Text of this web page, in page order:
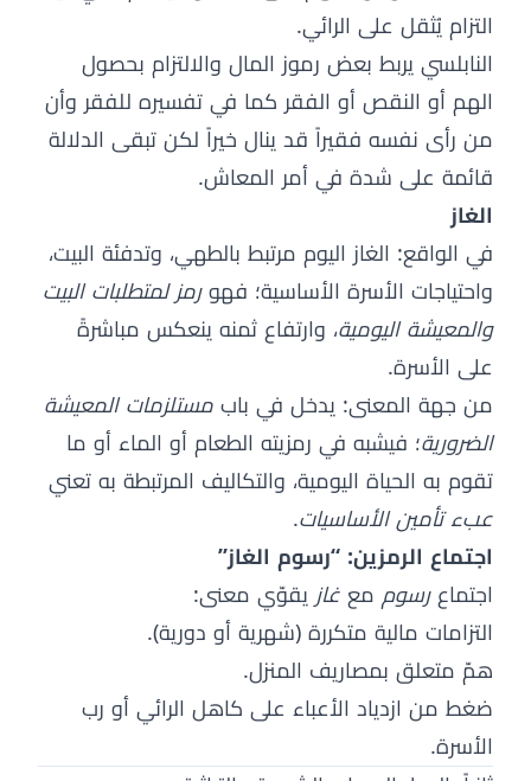
التزام يُثقل على الرائي.
النابلسي يربط بعض رموز المال والالتزام بحصول
الهم أو النقص أو الفقر كما في تفسيره للفقر وأن
من رأى نفسه فقيراً قد ينال خيراً لكن تبقى الدلالة
قائمة على شدة في أمر المعاش.
الغاز
في الواقع: الغاز اليوم مرتبط بالطهي، وتدفئة البيت،
واحتياجات الأسرة الأساسية؛ فهورمز لمتطلبات البيت
والمعيشة اليومية، وارتفاع ثمنه ينعكس مباشرةً
على الأسرة.
من جهة المعنى: يدخل في بابمستلزمات المعيشة
الضرورية؛ فيشبه في رمزيته الطعام أو الماء أو ما
تقوم به الحياة اليومية، والتكاليف المرتبطة به تعني
عبء تأمين الأساسيات.
اجتماع الرمزين: “رسوم الغاز”
اجتماعرسوم معغازيقوّي معنى:
التزامات مالية متكررة (شهرية أو دورية).
همّ متعلق بمصاريف المنزل.
ضغط من ازدياد الأعباء على كاهل الرائي أو رب
الأسرة.